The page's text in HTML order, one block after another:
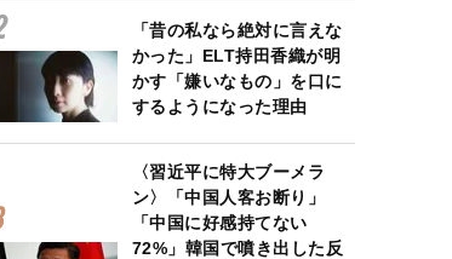
「昔の私なら絶対に言えな
かった」ELT持田香織が明
かす「嫌いなもの」を口に
するようになった理由
〈習近平に特大ブーメラ
ン〉「中国人客お断り」
「中国に好感持てない
72%」韓国で噴き出した反